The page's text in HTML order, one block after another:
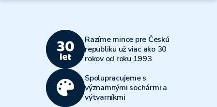
Razíme mince pre Českú
republiku už viac ako 30
rokov od roku 1993
Spolupracujeme s
významnými sochármi a
výtvarníkmi